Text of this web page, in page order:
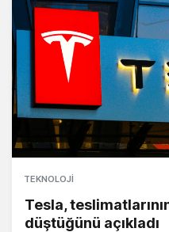
TEKNOLOJI
Tesla,
düştüğünü açıkladı